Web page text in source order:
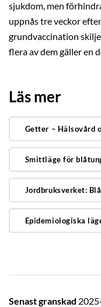
sjukdom, men
uppnås tre veckor
grundvaccination
flera av dem gäller en
Läs mer
Getter – Hälsovård
Smittläge för
Jordbruksverket:
Epidemiologiska
Senast granskad